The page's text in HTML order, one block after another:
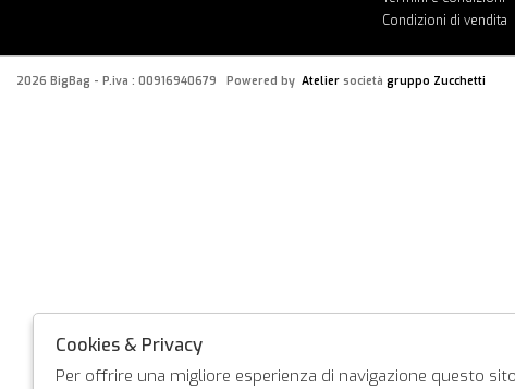
Condizioni di vendita
2026 BigBag - P.iva : 00916940679 Powered by Atelier società gruppo Zucchetti
Cookies & Privacy
Per offrire una migliore esperienza di navigazione questo